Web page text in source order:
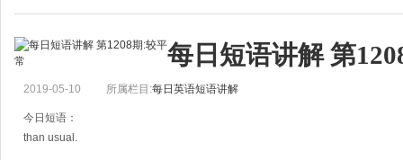
例句：
As usual, she left for school at eight.
He went to bed at ten as usual.
他照例十点就寝。
每日短语讲解 第
2019-05-10 所属栏目:每日英语短语讲解
今日短语：
than usual.